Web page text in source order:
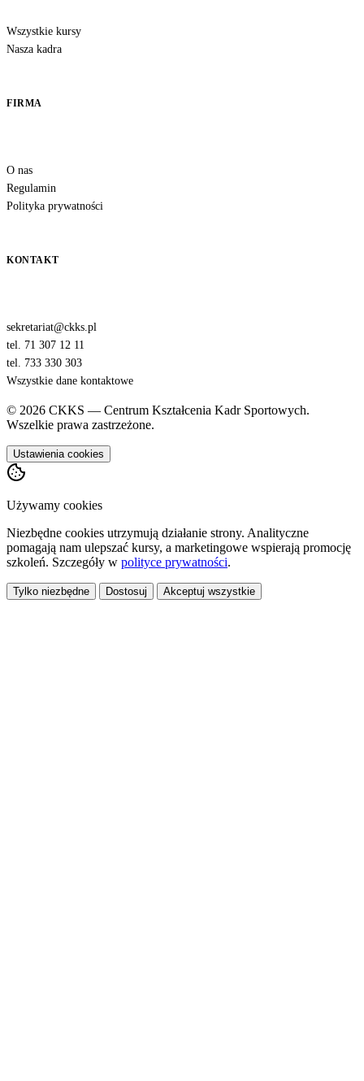
Wszystkie kursy
Nasza kadra
FIRMA
O nas
Regulamin
Polityka prywatności
KONTAKT
sekretariat@ckks.pl
tel. 71 307 12 11
tel. 733 330 303
Wszystkie dane kontaktowe
© 2026 CKKS — Centrum Kształcenia Kadr Sportowych.
Wszelkie prawa zastrzeżone.
Ustawienia cookies
Używamy cookies
Niezbędne cookies utrzymują działanie strony. Analityczne
pomagają nam ulepszać kursy, a marketingowe wspierają promocję
szkoleń. Szczegóły w polityce prywatności.
Tylko niezbędne Dostosuj Akceptuj wszystkie